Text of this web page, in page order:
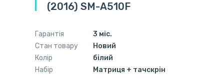
(2016) SM-A510F
Гарантія
3 міс.
Стан товару
Новий
Колір
білий
Набір
Матриця + тачскрін